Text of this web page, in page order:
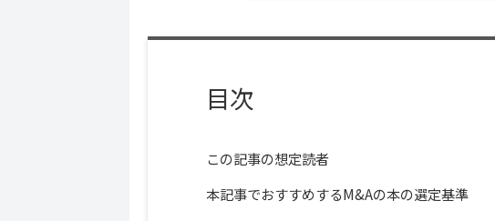
目次
この記事の想定読者
本記事でおすすめするM&Aの本の選定基準